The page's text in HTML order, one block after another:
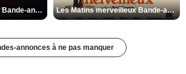
Les Silences de Riyad Bande-annonce VO STFR Les Matins merveilleux Bande-annonce VF
annonces à ne pas manquer